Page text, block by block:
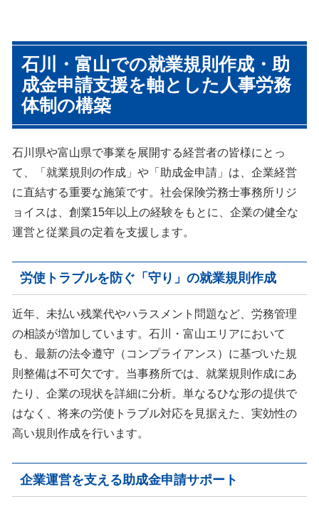
労働基準監督署調査では従業員
数10人以上の事業所は必ず確認
される事項が就業規則の有無で
す。
就業規則は調査対応件数以上に
作成しており、企業規模にあっ
ニマムサイズから、数百名規模
の事業所で附属規程の多い、人
事総務担当者がマニュアルとし
て利用できるようなものまでサ
労務調査ではまず企業の現状を
細かくチェックしていき、問題
となっていること、問題となり
得ることを浮き彫りにしていき
ます。そのうえで、見えてきた
り組まないことによるリスクな
どを確認していきます。もちろ
ん、浮き彫りになった問題点に
対してい、どのように予防策を
せていただき、問題を未然に防
ぐサポートをさせていただきま
す。
石川・富山での就業規則作成・助
成金申請支援を軸とした人事労務
体制の構築
石川県や富山県で事業を展開する経営者の皆様にとっ
て、「就業規則の作成」や「助成金申請」は、企業経営
に直結する重要な施策です。社会保険労務士事務所リジ
ョイスは、創業15年以上の経験をもとに、企業の健全な
運営と従業員の定着を支援します。
労使トラブルを防ぐ「守り」の就業規則作成
近年、未払い残業代やハラスメント問題など、労務管理
の相談が増加しています。石川・富山エリアにおいて
も、最新の法令遵守（コンプライアンス）に基づいた規
則整備は不可欠です。当事務所では、就業規則作成にあ
たり、企業の現状を詳細に分析。単なるひな形の提供で
はなく、将来の労使トラブル対応を見据えた、実効性の
高い規則作成を行います。
企業運営を支える助成金申請サポート